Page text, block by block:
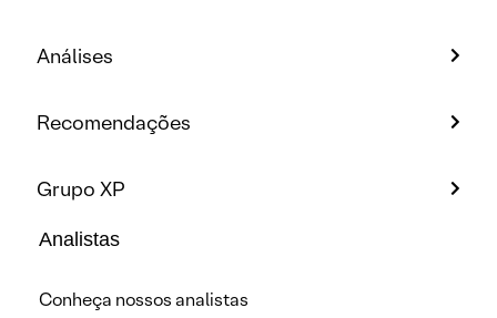
Análises
Recomendações
Grupo XP
Analistas
Conheça nossos analistas